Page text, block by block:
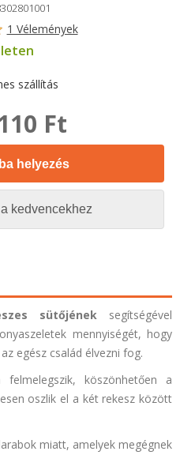
1 Vélemények
szállítás
Ft
helyezés
kedvencekhez
sütőjének segítségével
mennyiségét, hogy
egész család élvezni fog.
köszönhetően a
oszlik el a két rekesz között
miatt, amelyek megégnek